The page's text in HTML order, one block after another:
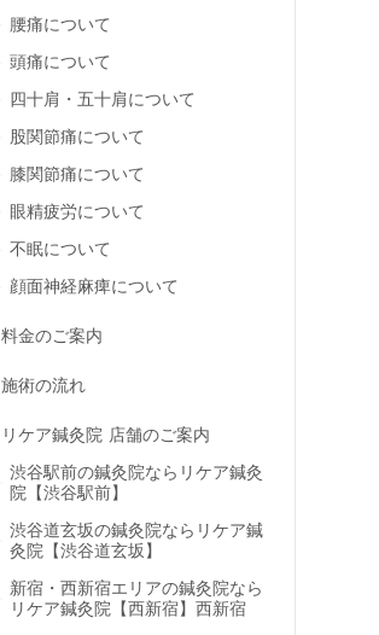
腰痛について
頭痛について
四十肩・五十肩について
股関節痛について
膝関節痛について
眼精疲労について
不眠について
顔面神経麻痺について
料金のご案内
施術の流れ
リケア鍼灸院 店舗のご案内
渋谷駅前の鍼灸院ならリケア鍼灸
院【渋谷駅前】
渋谷道玄坂の鍼灸院ならリケア鍼
灸院【渋谷道玄坂】
新宿・西新宿エリアの鍼灸院なら
リケア鍼灸院【西新宿】西新宿